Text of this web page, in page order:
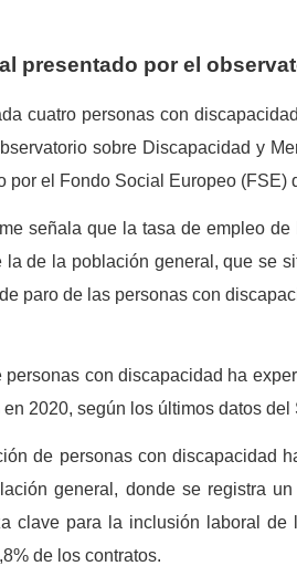
presentado por el
cuatro personas con
sobre Discapacidad y
por el Fondo Social Europeo (FSE)
señala que la tasa de empleo
de la población general, que se
paro de las personas con
personas con discapacidad ha
2020, según los últimos datos
de personas con discapacidad
general, donde se registra
clave para la inclusión laboral
de los contratos.